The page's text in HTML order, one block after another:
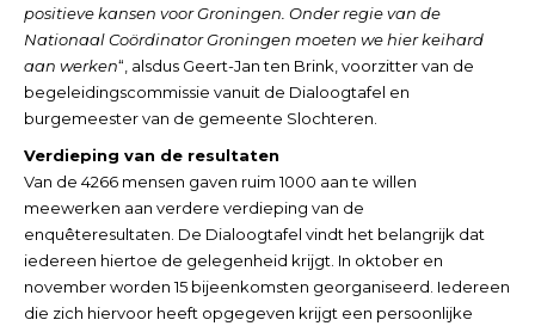
positieve kansen voor Groningen. Onder regie van de
Nationaal Coördinator Groningen moeten we hier keihard
aan werken“, alsdus Geert-Jan ten Brink, voorzitter van de
begeleidingscommissie vanuit de Dialoogtafel en
burgemeester van de gemeente Slochteren.
Verdieping van de resultaten
Van de 4266 mensen gaven ruim 1000 aan te willen
meewerken aan verdere verdieping van de
enquêteresultaten. De Dialoogtafel vindt het belangrijk dat
iedereen hiertoe de gelegenheid krijgt. In oktober en
november worden 15 bijeenkomsten georganiseerd. Iedereen
die zich hiervoor heeft opgegeven krijgt een persoonlijke